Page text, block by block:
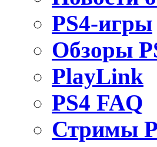
PS4-игры
Обзоры
PlayLink
PS4 FAQ
Стримы